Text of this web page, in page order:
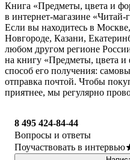
Книга «Предметы, цвета и
в интернет-магазине «Читай-
Если вы находитесь в
Новгороде, Казани,
любом другом регионе
на книгу «Предметы, цвета
способ его получения:
отправка почтой. Чтобы
приятнее, мы регулярно
8 495 424-84-44
Вопросы и ответы
Поучаствовать в интервью